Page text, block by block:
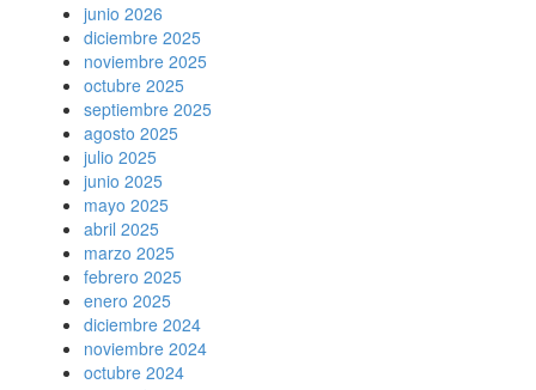
junio 2026
diciembre 2025
noviembre 2025
octubre 2025
septiembre 2025
agosto 2025
julio 2025
junio 2025
mayo 2025
abril 2025
marzo 2025
febrero 2025
enero 2025
diciembre 2024
noviembre 2024
octubre 2024